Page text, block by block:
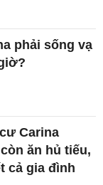
phải sống vạ
Carina
ăn hủ tiếu,
cả gia đình